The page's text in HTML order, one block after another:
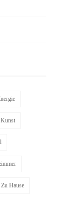
Kunst
Zu Hause